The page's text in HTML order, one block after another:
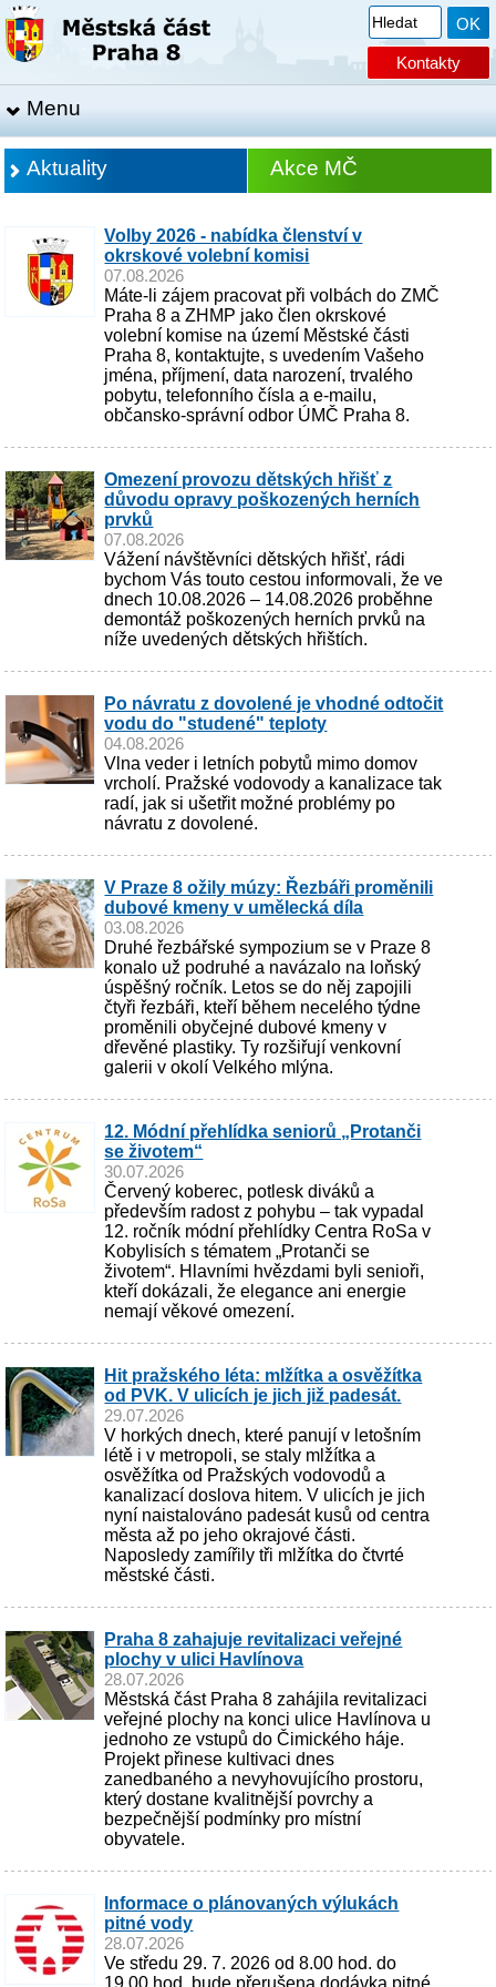
Kontakty
Menu
Aktuality Akce MČ
Volby 2026 - nabídka členství v
okrskové volební komisi
07.08.2026
Máte-li zájem pracovat při volbách do ZMČ
Praha 8 a ZHMP jako člen okrskové
volební komise na území Městské části
Praha 8, kontaktujte, s uvedením Vašeho
jména, příjmení, data narození, trvalého
pobytu, telefonního čísla a e-mailu,
občansko-správní odbor ÚMČ Praha 8.
Omezení provozu dětských hřišť z
důvodu opravy poškozených herních
prvků
07.08.2026
Vážení návštěvníci dětských hřišť, rádi
bychom Vás touto cestou informovali, že ve
dnech 10.08.2026 – 14.08.2026 proběhne
demontáž poškozených herních prvků na
níže uvedených dětských hřištích.
Po návratu z dovolené je vhodné odtočit
vodu do "studené" teploty
04.08.2026
Vlna veder i letních pobytů mimo domov
vrcholí. Pražské vodovody a kanalizace tak
radí, jak si ušetřit možné problémy po
návratu z dovolené.
V Praze 8 ožily múzy: Řezbáři proměnili
dubové kmeny v umělecká díla
03.08.2026
Druhé řezbářské sympozium se v Praze 8
konalo už podruhé a navázalo na loňský
úspěšný ročník. Letos se do něj zapojili
čtyři řezbáři, kteří během necelého týdne
proměnili obyčejné dubové kmeny v
dřevěné plastiky. Ty rozšiřují venkovní
galerii v okolí Velkého mlýna.
12. Módní přehlídka seniorů „Protanči
se životem“
30.07.2026
Červený koberec, potlesk diváků a
především radost z pohybu – tak vypadal
12. ročník módní přehlídky Centra RoSa v
Kobylisích s tématem „Protanči se
životem“. Hlavními hvězdami byli senioři,
kteří dokázali, že elegance ani energie
nemají věkové omezení.
Hit pražského léta: mlžítka a osvěžítka
od PVK. V ulicích je jich již padesát.
29.07.2026
V horkých dnech, které panují v letošním
létě i v metropoli, se staly mlžítka a
osvěžítka od Pražských vodovodů a
kanalizací doslova hitem. V ulicích je jich
nyní naistalováno padesát kusů od centra
města až po jeho okrajové části.
Naposledy zamířily tři mlžítka do čtvrté
městské části.
Praha 8 zahajuje revitalizaci veřejné
plochy v ulici Havlínova
28.07.2026
Městská část Praha 8 zahájila revitalizaci
veřejné plochy na konci ulice Havlínova u
jednoho ze vstupů do Čimického háje.
Projekt přinese kultivaci dnes
zanedbaného a nevyhovujícího prostoru,
který dostane kvalitnější povrchy a
bezpečnější podmínky pro místní
obyvatele.
Informace o plánovaných výlukách
pitné vody
28.07.2026
Ve středu 29. 7. 2026 od 8.00 hod. do
19.00 hod. bude přerušena dodávka pitné